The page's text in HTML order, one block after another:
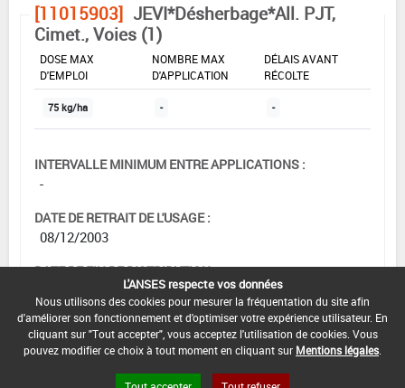
[11015903] JEVI*Désherbage*All. PJT,
Cimet., Voies (1)
DOSE MAX
D'EMPLOI
NOMBRE MAX
D'APPLICATION
DÉLAIS AVANT
RÉCOLTE
75 kg/ha - -
INTERVALLE MINIMUM ENTRE APPLICATIONS :
-
DATE DE RETRAIT DE L'USAGE :
08/12/2003
DATE DE FIN DE DISTRIBUTION :
DATE DE FIN D'UTILISATION :
-
L'ANSES respecte vos données
Nous utilisons des cookies pour mesurer la fréquentation du site afin
d'améliorer son fonctionnement et d'optimiser votre expérience utilisateur. En
cliquant sur "Tout accepter", vous acceptez l'utilisation de cookies. Vous
pouvez modifier ce choix à tout moment en cliquant sur Mentions légales